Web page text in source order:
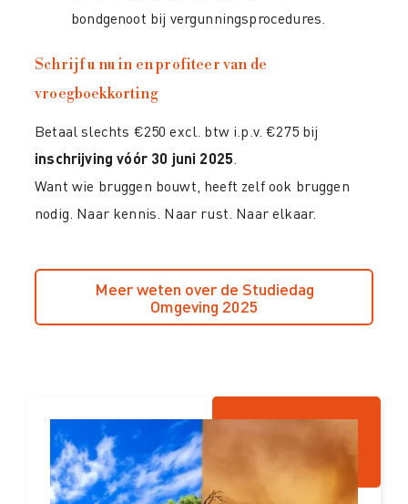
bondgenoot bij vergunningsprocedures.
Schrijf u nu in en profiteer van de
vroegboekkorting
Betaal slechts €250 excl. btw i.p.v. €275 bij
inschrijving vóór 30 juni 2025
Want wie bruggen bouwt, heeft zelf ook bruggen
nodig. Naar kennis. Naar rust. Naar elkaar.
Meer weten over de Studiedag
Omgeving 2025